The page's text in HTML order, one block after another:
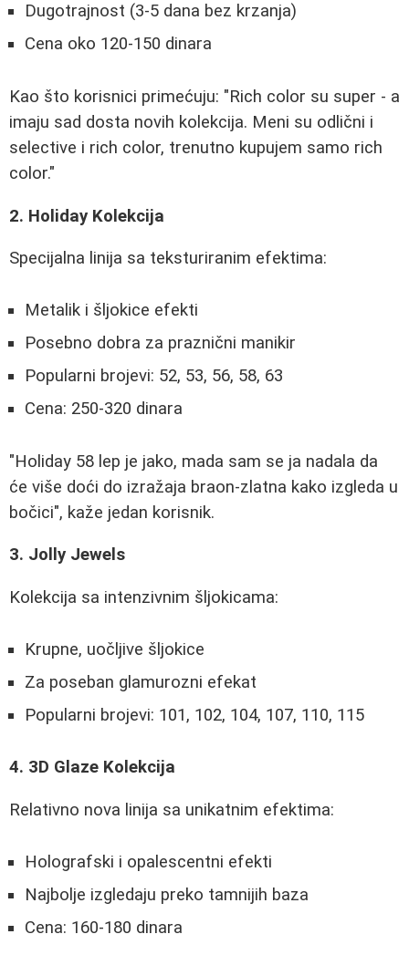
Dugotrajnost (3-5 dana bez krzanja)
Cena oko 120-150 dinara
Kao što korisnici primećuju: "Rich color su super - a
imaju sad dosta novih kolekcija. Meni su odlični i
selective i rich color, trenutno kupujem samo rich
color."
2. Holiday Kolekcija
Specijalna linija sa teksturiranim efektima:
Metalik i šljokice efekti
Posebno dobra za praznični manikir
Popularni brojevi: 52, 53, 56, 58, 63
Cena: 250-320 dinara
"Holiday 58 lep je jako, mada sam se ja nadala da
će više doći do izražaja braon-zlatna kako izgleda u
bočici", kaže jedan korisnik.
3. Jolly Jewels
Kolekcija sa intenzivnim šljokicama:
Krupne, uočljive šljokice
Za poseban glamurozni efekat
Popularni brojevi: 101, 102, 104, 107, 110, 115
4. 3D Glaze Kolekcija
Relativno nova linija sa unikatnim efektima:
Holografski i opalescentni efekti
Najbolje izgledaju preko tamnijih baza
Cena: 160-180 dinara